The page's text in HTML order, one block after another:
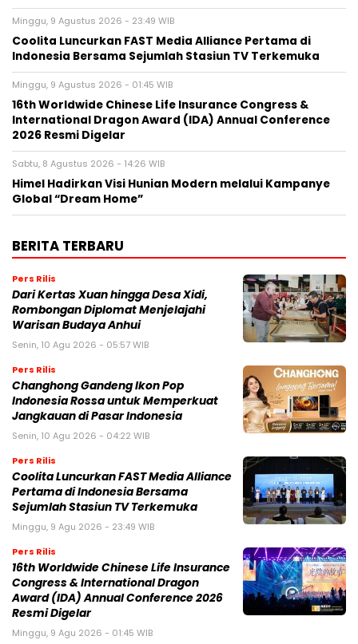
Minggu, 9 Agustus 2026 - 23:49 WIB
Coolita Luncurkan FAST Media Alliance Pertama di
Indonesia Bersama Sejumlah Stasiun TV Terkemuka
Minggu, 9 Agustus 2026 - 01:45 WIB
16th Worldwide Chinese Life Insurance Congress &
International Dragon Award (IDA) Annual Conference
2026 Resmi Digelar
Sabtu, 8 Agustus 2026 - 14:26 WIB
Himel Hadirkan Visi Hunian Modern melalui Kampanye
Global “Dream Home”
BERITA TERBARU
Pers Rilis
Dari Kertas Xuan hingga Desa Xidi,
Rombongan Diplomat Menjelajahi
Warisan Budaya Anhui
Senin, 10 Agu 2026 - 05:57 WIB
Pers Rilis
Changhong Gandeng Ikon Pop
Indonesia Rossa untuk Memperkuat
Jangkauan di Pasar Indonesia
Senin, 10 Agu 2026 - 04:22 WIB
Pers Rilis
Coolita Luncurkan FAST Media Alliance
Pertama di Indonesia Bersama
Sejumlah Stasiun TV Terkemuka
Minggu, 9 Agu 2026 - 23:49 WIB
Pers Rilis
16th Worldwide Chinese Life Insurance
Congress & International Dragon
Award (IDA) Annual Conference 2026
Resmi Digelar
Minggu, 9 Agu 2026 - 01:45 WIB